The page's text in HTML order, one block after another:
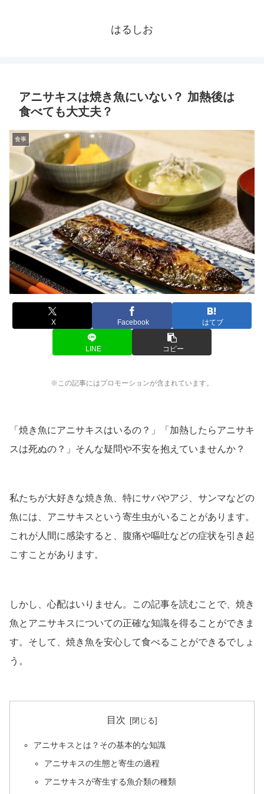
はるしお
アニサキスは焼き魚にいない？ 加熱後は
食べても大丈夫？
食事
X Facebook はてブ
LINE コピー
※この記事にはプロモーションが含まれています。
「焼き魚にアニサキスはいるの？」「加熱したらアニサキ
スは死ぬの？」そんな疑問や不安を抱えていませんか？
私たちが大好きな焼き魚、特にサバやアジ、サンマなどの
魚には、アニサキスという寄生虫がいることがあります。
これが人間に感染すると、腹痛や嘔吐などの症状を引き起
こすことがあります。
しかし、心配はいりません。この記事を読むことで、焼き
魚とアニサキスについての正確な知識を得ることができま
す。そして、焼き魚を安心して食べることができるでしょ
う。
目次
アニサキスとは？その基本的な知識
アニサキスの生態と寄生の過程
アニサキスが寄生する魚介類の種類